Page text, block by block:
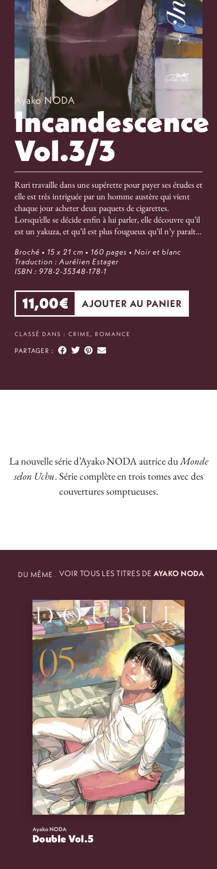
Ayako NODA
Incandescence
Vol.3/3
Ruri travaille dans une supérette pour payer ses études et
elle est très intriguée par un homme austère qui vient
chaque jour acheter deux paquets de cigarettes.
Lorsqu’elle se décide enfin à lui parler, elle découvre qu’il
est un yakuza, et qu’il est plus fougueux qu’il n’y paraît…
Broché • 15 x 21 cm • 160 pages • Noir et blanc
Traduction : Aurélien Estager
ISBN : 978-2-35348-178-1
11,00€ AJOUTER AU PANIER
CLASSÉ DANS : CRIME , ROMANCE
PARTAGER :
La nouvelle série d’Ayako NODA autrice duMonde
selon Uchu. Série complète en trois tomes avec des
couvertures somptueuses.
VOIR TOUS LES TITRES DEAYAKO NODA
DU MÊME AUTEUR
Ayako NODA
Double Vol.5